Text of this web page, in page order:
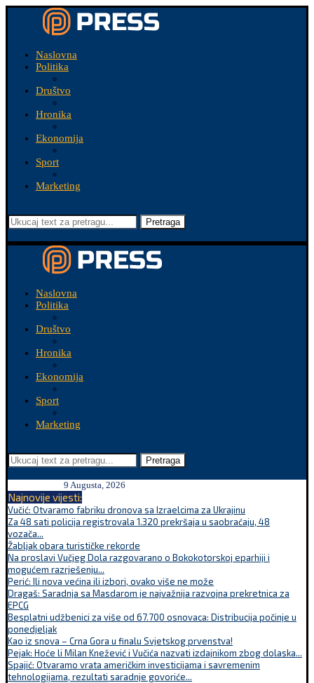
Naslovna
Politika
Društvo
Hronika
Ekonomija
Sport
Marketing
Pretraga
Naslovna
Politika
Društvo
Hronika
Ekonomija
Sport
Marketing
Pretraga
9 Augusta, 2026
Najnovije vijesti:
Vučić: Otvaramo fabriku dronova sa Izraelcima za Ukrajinu
Za 48 sati policija registrovala 1.320 prekršaja u saobraćaju, 48
vozača...
Žabljak obara turističke rekorde
Na proslavi Vučjeg Dola razgovarano o Bokokotorskoj eparhiji i
mogućem razrješenju...
Perić: Ili nova većina ili izbori, ovako više ne može
Dragaš: Saradnja sa Masdarom je najvažnija razvojna prekretnica za
EPCG
Besplatni udžbenici za više od 67.700 osnovaca: Distribucija počinje u
ponedjeljak
Kao iz snova – Crna Gora u finalu Svjetskog prvenstva!
Pejak: Hoće li Milan Knežević i Vučića nazvati izdajnikom zbog dolaska...
Spajić: Otvaramo vrata američkim investicijama i savremenim
tehnologijama, rezultati saradnje govoriće...